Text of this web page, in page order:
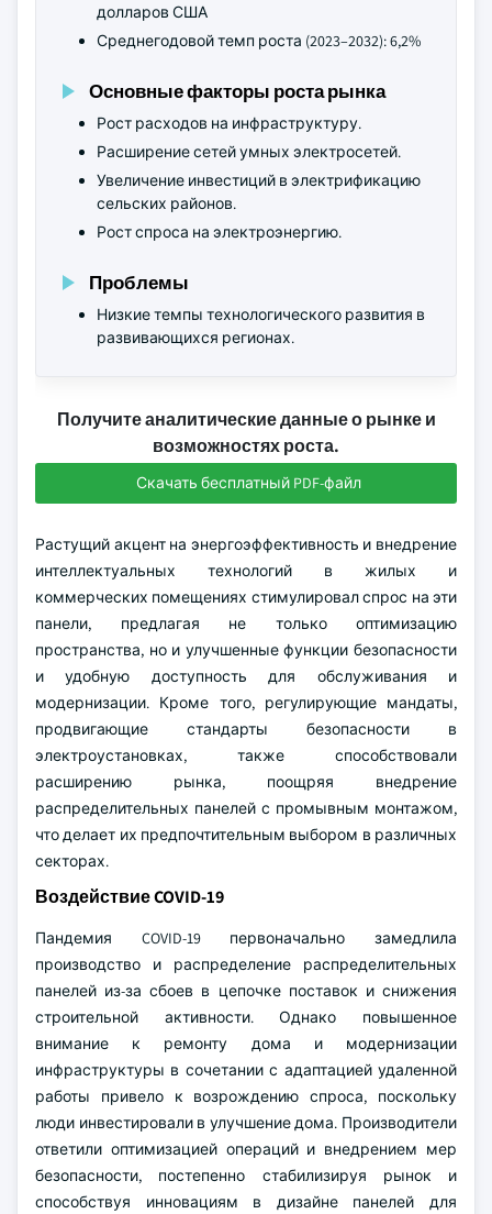
долларов США
Среднегодовой темп роста (2023–2032): 6,2%
Основные факторы роста рынка
Рост расходов на инфраструктуру.
Расширение сетей умных электросетей.
Увеличение инвестиций в электрификацию
сельских районов.
Рост спроса на электроэнергию.
Проблемы
Низкие темпы технологического развития в
развивающихся регионах.
Получите аналитические данные о рынке и
возможностях роста.
Скачать бесплатный PDF-файл
Растущий акцент на энергоэффективность и внедрение
интеллектуальных технологий в жилых и
коммерческих помещениях стимулировал спрос на эти
панели, предлагая не только оптимизацию
пространства, но и улучшенные функции безопасности
и удобную доступность для обслуживания и
модернизации. Кроме того, регулирующие мандаты,
продвигающие стандарты безопасности в
электроустановках, также способствовали
расширению рынка, поощряя внедрение
распределительных панелей с промывным монтажом,
что делает их предпочтительным выбором в различных
секторах.
Воздействие COVID-19
Пандемия COVID-19 первоначально замедлила
производство и распределение распределительных
панелей из-за сбоев в цепочке поставок и снижения
строительной активности. Однако повышенное
внимание к ремонту дома и модернизации
инфраструктуры в сочетании с адаптацией удаленной
работы привело к возрождению спроса, поскольку
люди инвестировали в улучшение дома. Производители
ответили оптимизацией операций и внедрением мер
безопасности, постепенно стабилизируя рынок и
способствуя инновациям в дизайне панелей для